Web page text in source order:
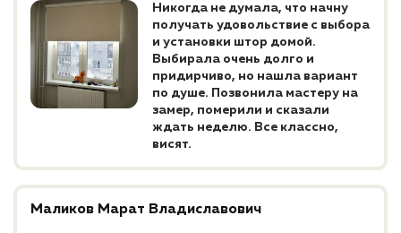
Никогда не думала, что начну
получать удовольствие с выбора
и установки штор домой.
Выбирала очень долго и
придирчиво, но нашла вариант
по душе. Позвонила мастеру на
замер, померили и сказали
ждать неделю. Все классно,
висят.
Маликов Марат Владиславович